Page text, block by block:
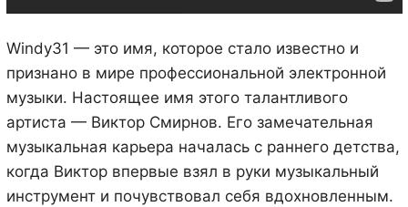
Windy31 — это имя, которое стало известно и
признано в мире профессиональной электронной
музыки. Настоящее имя этого талантливого
артиста — Виктор Смирнов. Его замечательная
музыкальная карьера началась с раннего детства,
когда Виктор впервые взял в руки музыкальный
инструмент и почувствовал себя вдохновленным.